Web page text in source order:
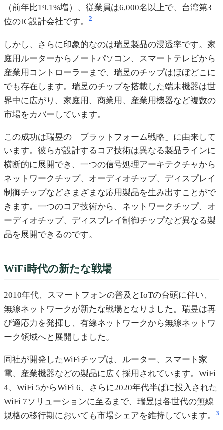
（前年比19.1%増）、従業員は6,000名以上で、台湾第3
位のIC設計会社です。
2
しかし、さらに印象的なのは瑞昱製品の浸透率です。家
庭用ルーターからノートパソコン、スマートテレビから
産業用コントローラーまで、瑞昱のチップはほぼどこに
でも存在します。瑞昱のチップを搭載した端末機器は世
界中に広がり、家庭用、商業用、産業用機器など複数の
市場をカバーしています。
この成功は瑞昱の「プラットフォーム戦略」に由来して
います。彼らが設計するコア技術は異なる製品ラインに
横断的に展開でき、一つの信号処理アーキテクチャから
ネットワークチップ、オーディオチップ、ディスプレイ
制御チップなどさまざまな応用製品を生み出すことがで
きます。一つのコア技術から、ネットワークチップ、オ
ーディオチップ、ディスプレイ制御チップなど異なる製
品を展開できるのです。
WiFi時代の新たな戦場
2010年代、スマートフォンの普及とIoTの台頭に伴い、
無線ネットワークが新たな戦場となりました。瑞昱は再
び適応力を発揮し、有線ネットワークから無線ネットワ
ーク領域へと展開しました。
同社が開発したWiFiチップは、ルーター、スマート家
電、産業機器などの製品に広く採用されています。WiFi
4、WiFi 5からWiFi 6、さらに2020年代半ばに投入された
WiFi 7ソリューションに至るまで、瑞昱は各世代の無線
規格の移行期においても市場シェアを維持しています。
3